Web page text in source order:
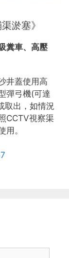
淤塞》
糞車、高壓
井蓋使用高
彈弓機(可達
取出，如情況
CCTV視察渠
用。